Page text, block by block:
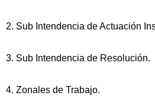
2. Sub Intendencia de Actuación
3. Sub Intendencia de Resolución.
4. Zonales de Trabajo.